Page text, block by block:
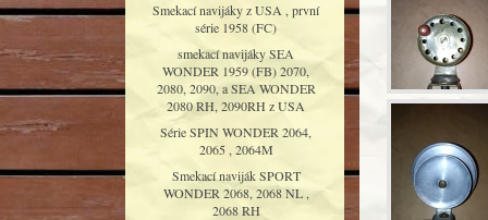
Smekací navijáky z USA , první
série 1958 (FC)
smekací navijáky SEA
WONDER 1959 (FB) 2070,
2080, 2090, a SEA WONDER
2080 RH, 2090RH z USA
Série SPIN WONDER 2064,
2065 , 2064M
Smekací naviják SPORT
WONDER 2068, 2068 NL ,
2068 RH